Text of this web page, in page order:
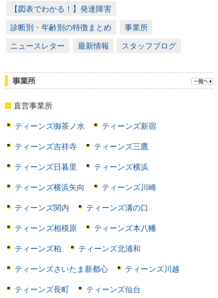
【図表でわかる！】発達障害
診断別・年齢別の特徴まとめ 事業所
ニュースレター 最新情報 スタッフブログ
直営事業所
ティーンズ御茶ノ水 ティーンズ新宿
ティーンズ吉祥寺 ティーンズ三鷹
ティーンズ日暮里 ティーンズ横浜
ティーンズ横浜矢向 ティーンズ川崎
ティーンズ関内 ティーンズ溝の口
ティーンズ相模原 ティーンズ本八幡
ティーンズ柏 ティーンズ北浦和
ティーンズさいたま新都心 ティーンズ川越
ティーンズ長町 ティーンズ仙台